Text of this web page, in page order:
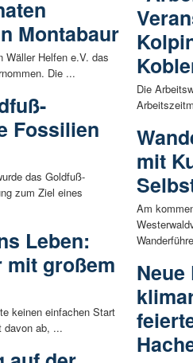
Montabaur
Wäller Helfen e.V. das
Die ...
Fossilien
das Goldfuß-
zum Ziel eines
Leben:
mit großem
keinen einfachen Start
davon ab, ...
Die
mit
Am